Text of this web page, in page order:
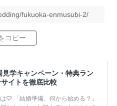
fukuoka-enmusubi-2/
学キャンペーン・特典ラン
イトを徹底比較
♡ 「結婚準備、何から始める？」